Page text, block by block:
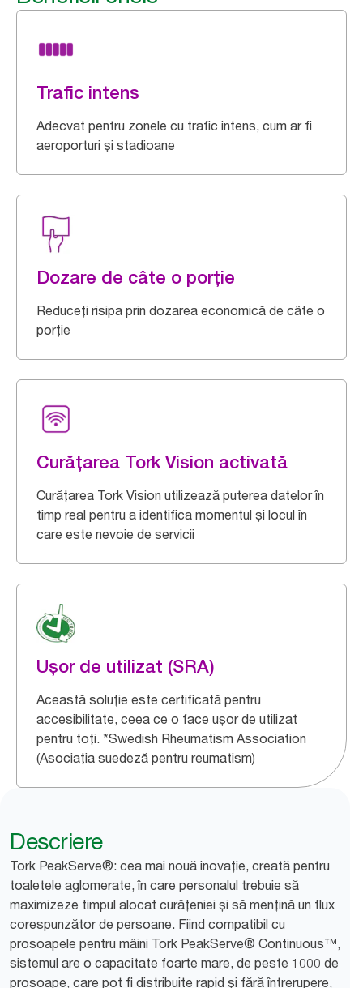
Trafic intens
Adecvat pentru zonele cu trafic intens, cum ar fi
aeroporturi și stadioane
Dozare de câte o porție
Reduceți risipa prin dozarea economică de câte o
porție
Curățarea Tork Vision activată
Curățarea Tork Vision utilizează puterea datelor în
timp real pentru a identifica momentul și locul în
care este nevoie de servicii
Ușor de utilizat (SRA)
Această soluție este certificată pentru
accesibilitate, ceea ce o face ușor de utilizat
pentru toți. *Swedish Rheumatism Association
(Asociația suedeză pentru reumatism)
Descriere
Tork PeakServe®: cea mai nouă inovație, creată pentru
toaletele aglomerate, în care personalul trebuie să
maximizeze timpul alocat curățeniei și să mențină un flux
corespunzător de persoane. Fiind compatibil cu
prosoapele pentru mâini Tork PeakServe® Continuous™,
sistemul are o capacitate foarte mare, de peste 1000 de
prosoape, care pot fi distribuite rapid și fără întrerupere,